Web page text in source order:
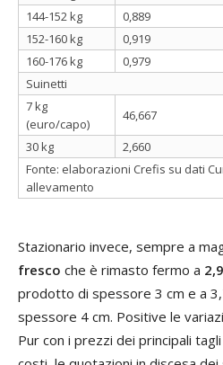
144-152 kg
0,889
152-160 kg
0,919
160-176 kg
0,979
Suinetti
7 kg
(euro/capo)
46,667
30 kg
2,660
Fonte: elaborazioni Crefis su dati
allevamento
Stazionario invece, sempre a
fresco che è rimasto fermo a
prodotto di spessore 3 cm e a
spessore 4 cm. Positive le
Pur con i prezzi dei principali